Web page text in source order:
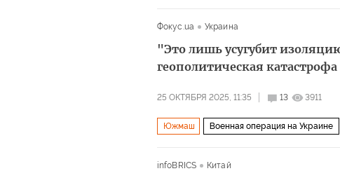
Фокус.ua
Украина
"Это лишь усугубит
геополитическая катастрофа
25 ОКТЯБРЯ 2025, 11:35 13 3911
Южмаш Военная операция на Украине
infoBRICS Китай